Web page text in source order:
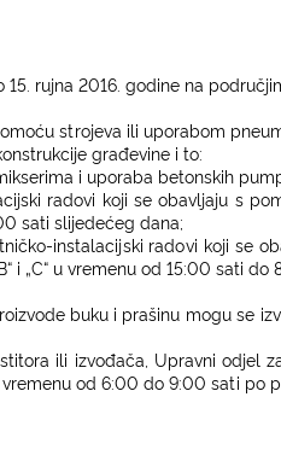
15. rujna 2016. godine na područji
strojeva ili uporabom p
građevine i to:
ikserima i uporaba betonskih pum
jski radovi koji se obavljaju s
sati slijedećeg dana;
ničko-instalacijski radovi koji se
“ i „C“ u vremenu od 15:00 sati do
izvode buku i prašinu mogu se
titora ili izvođača, Upravni odjelz
vremenu od 6:00 do 9:00 sati po